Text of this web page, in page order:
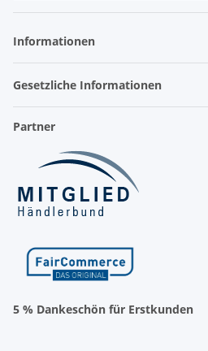
Informationen
Gesetzliche Informationen
Partner
5 % Dankeschön für Erstkunden